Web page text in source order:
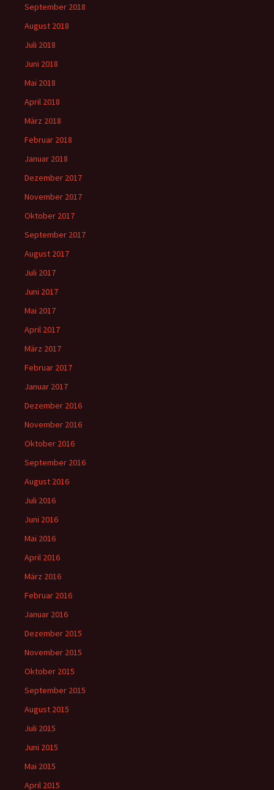
September 2018
August 2018
Juli 2018
Juni 2018
Mai 2018
April 2018
März 2018
Februar 2018
Januar 2018
Dezember 2017
November 2017
Oktober 2017
September 2017
August 2017
Juli 2017
Juni 2017
Mai 2017
April 2017
März 2017
Februar 2017
Januar 2017
Dezember 2016
November 2016
Oktober 2016
September 2016
August 2016
Juli 2016
Juni 2016
Mai 2016
April 2016
März 2016
Februar 2016
Januar 2016
Dezember 2015
November 2015
Oktober 2015
September 2015
August 2015
Juli 2015
Juni 2015
Mai 2015
April 2015